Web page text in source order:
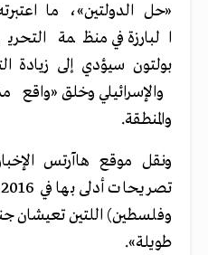
«حل الدولتين»، ما
البارزة في منظمة
بولتون سيؤدي إلى زيادة
والإسرائيلي وخلق
والمنطقة.
ونقل موقع هاآرتس
وفلسطين) اللتين تعيشان
طويلة».